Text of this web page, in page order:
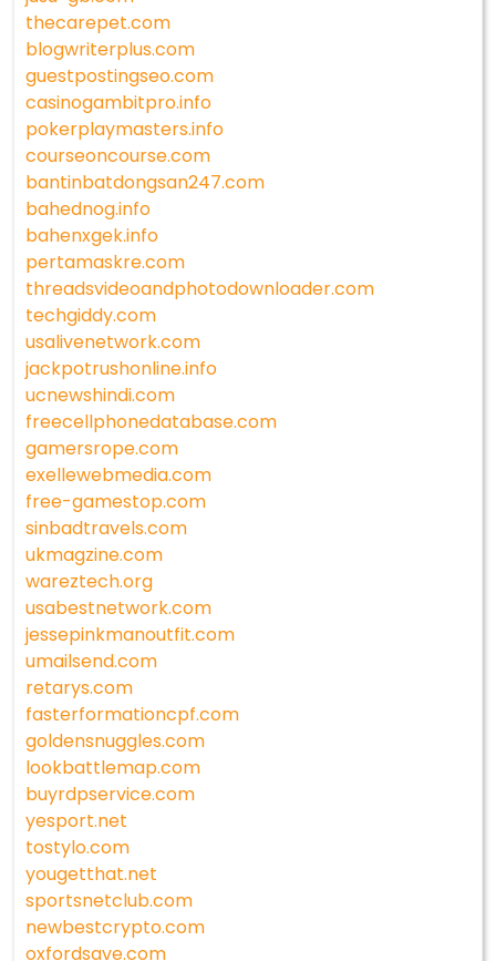
thecarepet.com
blogwriterplus.com
guestpostingseo.com
casinogambitpro.info
pokerplaymasters.info
courseoncourse.com
bantinbatdongsan247.com
bahednog.info
bahenxgek.info
pertamaskre.com
threadsvideoandphotodownloader.com
techgiddy.com
usalivenetwork.com
jackpotrushonline.info
ucnewshindi.com
freecellphonedatabase.com
gamersrope.com
exellewebmedia.com
free-gamestop.com
sinbadtravels.com
ukmagzine.com
wareztech.org
usabestnetwork.com
jessepinkmanoutfit.com
umailsend.com
retarys.com
fasterformationcpf.com
goldensnuggles.com
lookbattlemap.com
buyrdpservice.com
yesport.net
tostylo.com
yougetthat.net
sportsnetclub.com
newbestcrypto.com
oxfordsave.com